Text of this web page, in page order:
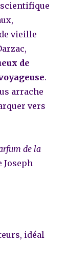
vieille
de
.
arrache
vers
de la
Joseph
idéal